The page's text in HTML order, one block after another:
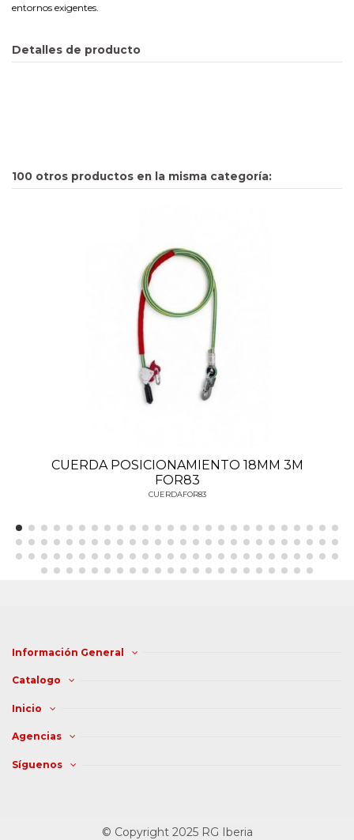
entornos exigentes.
Detalles de producto
100 otros productos en la misma categoría:
CUERDA POSICIONAMIENTO 18MM 3M
FOR83
CUERDAFOR83
Información General
Catalogo
Inicio
Agencias
Síguenos
© Copyright 2025 RG Iberia